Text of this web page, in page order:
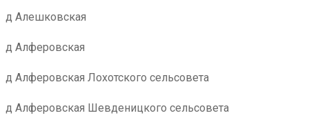
д Алешковская
д Алферовская
д Алферовская Лохотского сельсовета
д Алферовская Шевденицкого сельсовета